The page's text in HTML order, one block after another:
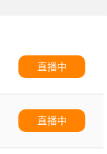
直播中
直播中